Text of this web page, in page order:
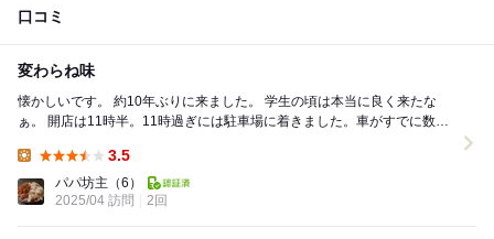
口コミ
変わらね味
懐かしいです。 約10年ぶりに来ました。 学生の頃は本当に良く来たな
ぁ。 開店は11時半。11時過ぎには駐車場に着きました。車がすでに数台
3.5
パパ坊主 （6）
2025/04 訪問
2回